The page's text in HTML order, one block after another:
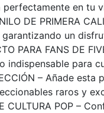
perfectamente en tu
DE PRIMERA
un
PARA FANS DE
indispensable para
– Añade
raros y
CULTURA POP –